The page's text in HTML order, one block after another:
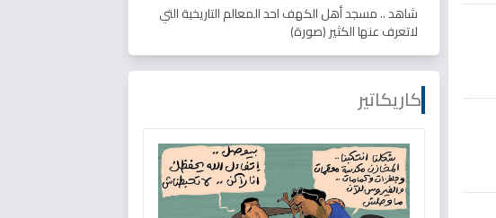
شاهد .. مسجد أهل الكهف احد المعالم التاريخية التي
لاتعرف عنها الكثير (صورة)
كاريكاتير